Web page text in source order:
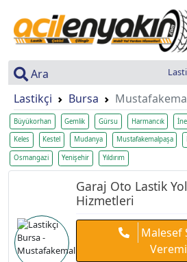
Ara
Lastikçi Bursa
Büyükorhan Gemlik Gürsu Harmancık
Keles Kestel Mudanya Mustafakemalpaşa
Osmangazi Yenişehir Yıldırım
Garaj Oto Lastik
Hizmetleri
Malesef